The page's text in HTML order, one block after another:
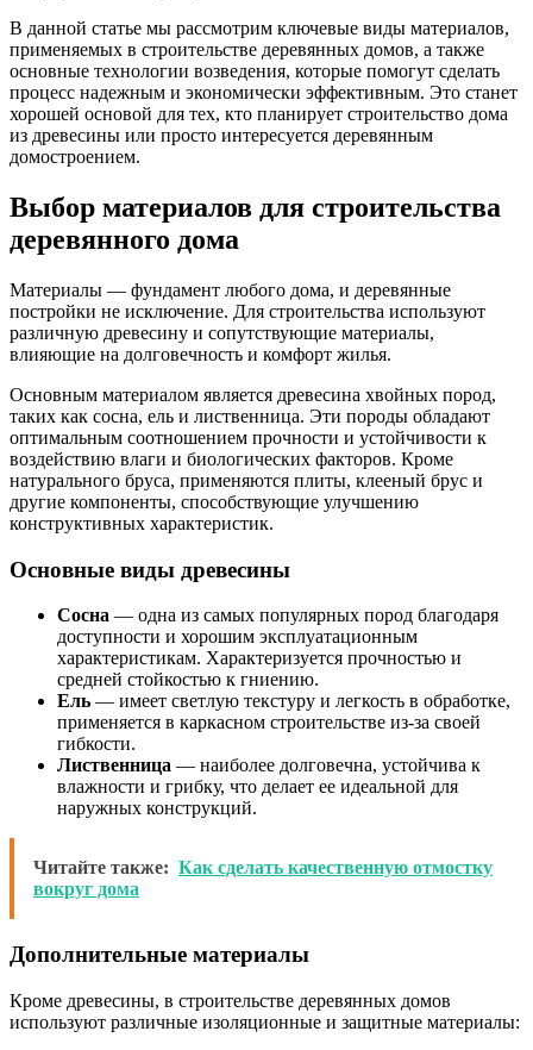
В данной статье мы рассмотрим ключевые виды материалов,
применяемых в строительстве деревянных домов, а также
основные технологии возведения, которые помогут сделать
процесс надежным и экономически эффективным. Это станет
хорошей основой для тех, кто планирует строительство дома
из древесины или просто интересуется деревянным
домостроением.
Выбор материалов для строительства
деревянного дома
Материалы — фундамент любого дома, и деревянные
постройки не исключение. Для строительства используют
различную древесину и сопутствующие материалы,
влияющие на долговечность и комфорт жилья.
Основным материалом является древесина хвойных пород,
таких как сосна, ель и лиственница. Эти породы обладают
оптимальным соотношением прочности и устойчивости к
воздействию влаги и биологических факторов. Кроме
натурального бруса, применяются плиты, клееный брус и
другие компоненты, способствующие улучшению
конструктивных характеристик.
Основные виды древесины
Сосна — одна из самых популярных пород благодаря
доступности и хорошим эксплуатационным
характеристикам. Характеризуется прочностью и
средней стойкостью к гниению.
Ель — имеет светлую текстуру и легкость в обработке,
применяется в каркасном строительстве из-за своей
гибкости.
Лиственница — наиболее долговечна, устойчива к
влажности и грибку, что делает ее идеальной для
наружных конструкций.
Читайте также: Как сделать качественную отмостку
вокруг дома
Дополнительные материалы
Кроме древесины, в строительстве деревянных домов
используют различные изоляционные и защитные материалы: